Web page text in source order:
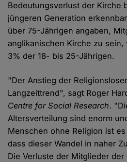
Bedeutungsverlust der Kirche
jüngeren Generation
über 75-Jährigen angaben,
anglikanischen Kirche zu sein,
3% der 18- bis 25-Jährigen.
"Der Anstieg der
Langzeittrend", sagt Roger
Centre for Social Research.
Altersverteilung sind enorm
Menschen ohne Religion ist
dass dieser Wandel in naher
Die Verluste der Mitglieder der